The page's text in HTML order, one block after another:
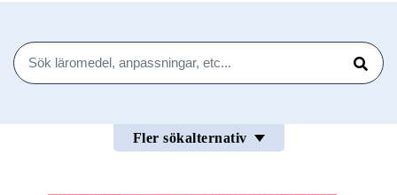
Sök
Sök
Fler sökalternativ